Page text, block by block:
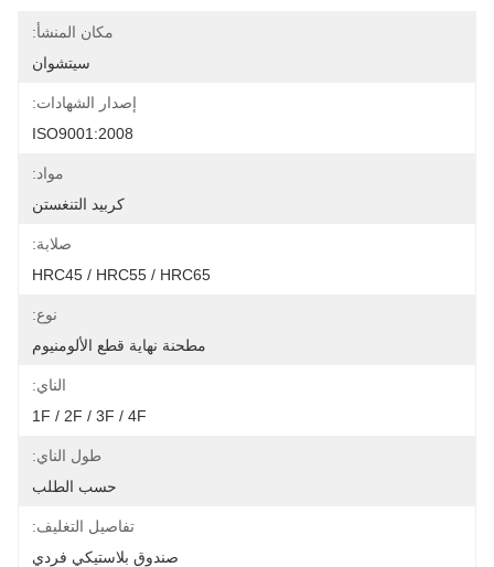
مكان المنشأ:
سيتشوان
إصدار الشهادات:
ISO9001:2008
مواد:
كربيد التنغستن
صلابة:
HRC45 / HRC55 / HRC65
نوع:
مطحنة نهاية قطع الألومنيوم
الناي:
1F / 2F / 3F / 4F
طول الناي:
حسب الطلب
تفاصيل التغليف:
صندوق بلاستيكي فردي